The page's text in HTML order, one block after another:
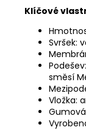
Klíčové
Svršek:
směsí
Vložka: